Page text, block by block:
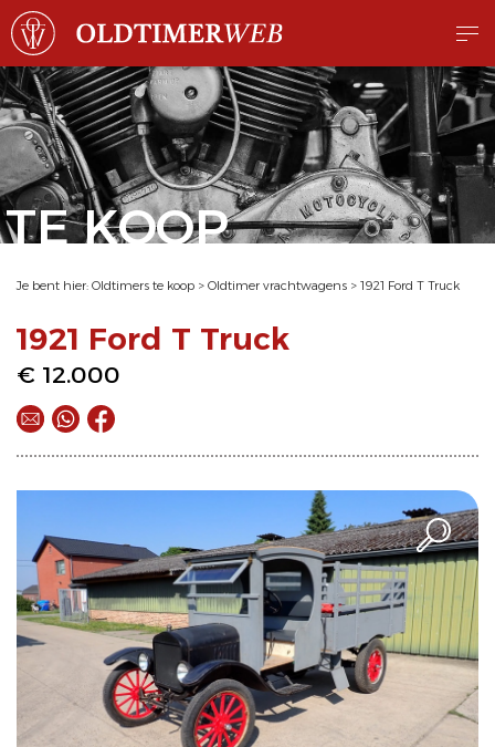
TE KOOP
Je bent hier: Oldtimers te koop > Oldtimer vrachtwagens > 1921 Ford T Truck
1921 Ford T Truck
€ 12.000